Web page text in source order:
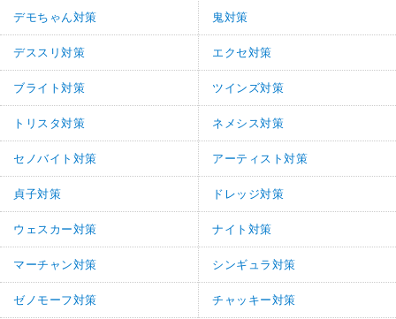
デモちゃん対策 鬼対策
デススリ対策 エクセ対策
ブライト対策 ツインズ対策
トリスタ対策 ネメシス対策
セノバイト対策 アーティスト対策
貞子対策 ドレッジ対策
ウェスカー対策 ナイト対策
マーチャン対策 シンギュラ対策
ゼノモーフ対策 チャッキー対策